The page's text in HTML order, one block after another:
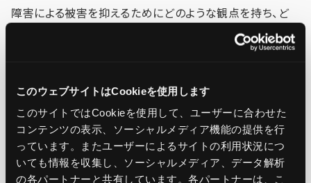
このウェブサイトはCookieを使用します
このサイトではCookieを使用して、ユーザーに合わせた
コンテンツの表示、ソーシャルメディア機能の提供を行
っています。またユーザーによるサイトの利用状況につ
いても情報を収集し、ソーシャルメディア、データ解析
の各パートナーと共有しています。各パートナーは、こ
障害による被害を抑えるためにどのような観点を持ち、ど
のような対策を進めていくべきなのでしょうか。
経営課題として認識する
インシデント対応プロセスを細分化して評価する